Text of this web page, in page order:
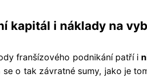
kapitál i náklady na
franšízového podnikání patří i
se o tak závratné sumy, jako je